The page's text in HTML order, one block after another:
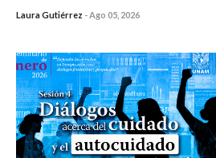
Laura Gutiérrez -Ago 05, 2026